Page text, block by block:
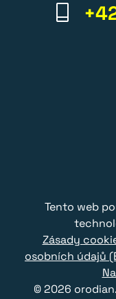
Tento web
Zásady
osobních údajů
© 2026